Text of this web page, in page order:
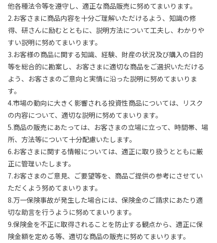
他各種法令等を遵守し、適正な商品販売に努めてまいります。
2.お客さまに商品内容を十分ご理解いただけるよう、知識の修
得、研さんに励むとともに、説明方法について工夫し、わかりや
すい説明に努めてまいります。
3.お客様の商品に関する知識、経験、財産の状況及び購入の目的
等を総合的に勘案し、お客さまに適切な商品をご選択いただける
よう、お客さまのご意向と実情に沿った説明に努めてまいりま
す。
4.市場の動向に大きく影響される投資性商品については、リスク
の内容について、適切な説明に努めてまいります。
5.商品の販売にあたっては、お客さまの立場に立って、時間帯、場
所、方法等について十分配慮いたします。
6.お客さまに関する情報については、適正に取り扱うとともに厳
正に管理いたします。
7.お客さまのご意見、ご要望等を、商品ご提供の参考にさせてい
ただくよう努めてまいります。
8.万一保険事故が発生した場合には、保険金のご請求にあたり適
切な助言を行うように努めてまいります。
9.保険金を不正に取得されることを防止する観点から、適正に保
険金額を定める等、適切な商品の販売に努めてまいります。